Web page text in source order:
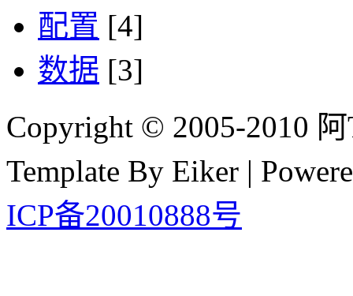
配置 [4]
数据 [3]
Copyright © 2005-2010
Template By Eiker |
ICP备20010888号